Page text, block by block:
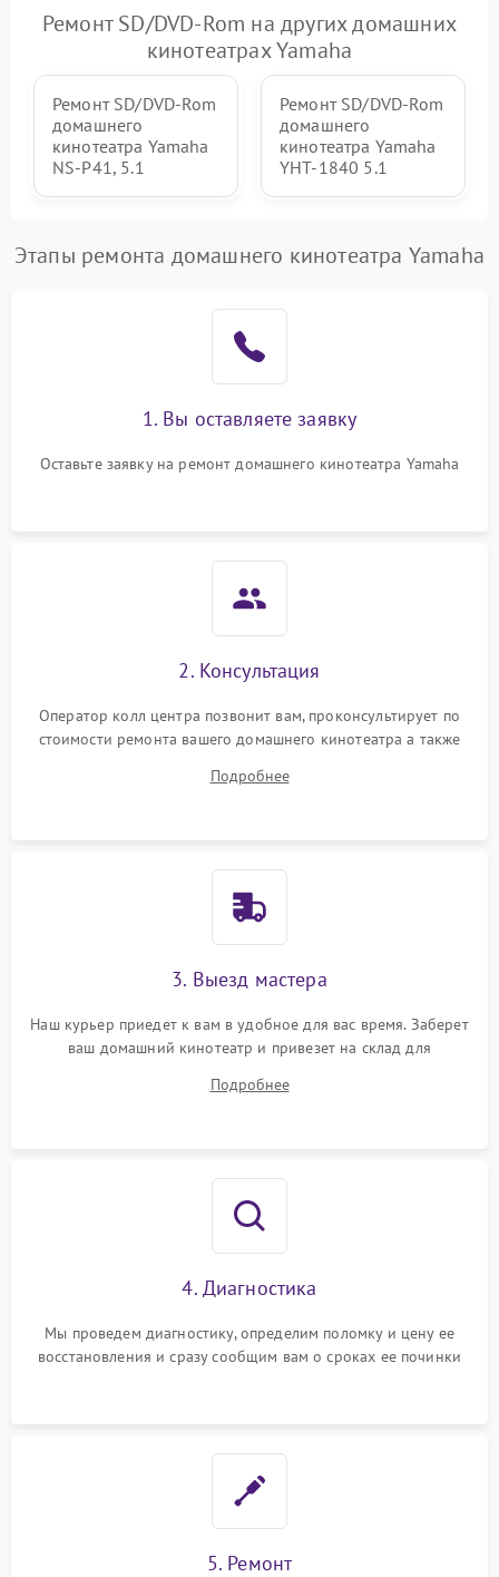
управления
Ремонт SD/DVD-Rom на других домашних
кинотеатрах Yamaha
Ремонт SD/DVD-Rom
домашнего
кинотеатра Yamaha
NS-P41, 5.1
Ремонт SD/DVD-Rom
домашнего
кинотеатра Yamaha
YHT-1840 5.1
Этапы ремонта домашнего кинотеатра Yamaha
1. Вы оставляете заявку
Оставьте заявку на ремонт домашнего кинотеатра Yamaha
2. Консультация
Оператор колл центра позвонит вам, проконсультирует по
стоимости ремонта вашего домашнего кинотеатра а также
Подробнее
3. Выезд мастера
Наш курьер приедет к вам в удобное для вас время. Заберет
ваш домашний кинотеатр и привезет на склад для
Подробнее
4. Диагностика
Мы проведем диагностику, определим поломку и цену ее
восстановления и сразу сообщим вам о сроках ее починки
5. Ремонт